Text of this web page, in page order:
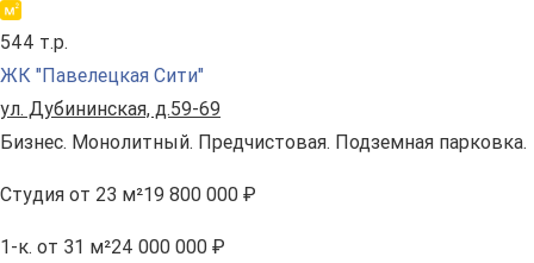
544 т.р.
ЖК "Павелецкая Сити"
ул. Дубининская, д.59-69
Бизнес. Монолитный. Предчистовая. Подземная парковка.
Студия от 23 м²19 800 000 ₽
1-к. от 31 м²24 000 000 ₽